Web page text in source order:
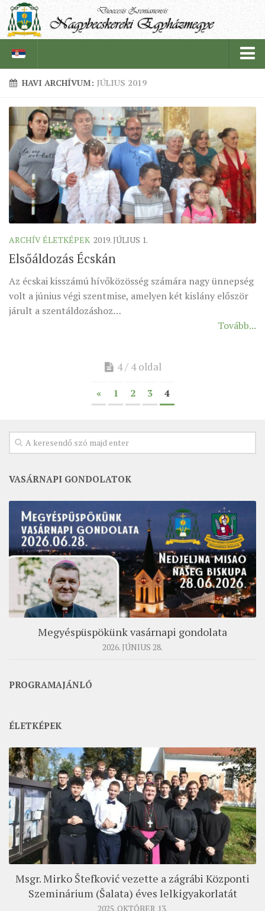
PÜSPÖK
TÖRTÉNELEM
EGYHÁZI INTÉZMÉNYEINK
EGYHÁZMEGYEI LEVÉLTÁR
LELKIPÁSZTOROK
SZERZETESRENDEK
IN MEMORIAM
PLÉBÁNIÁK
ÉSZAKI ESPERESSÉG
KÖZPONTI ESPERESSÉG
ARCHÍV ÉLETKÉPEK
ORGANIGRAMMA
ZSINATI IMA
ZSINATI IRODA
ZSINATI TAGOK
MUNKADOKUMENTUMOK
ZSINATI HÍREK-ÚJSÁG
PASZTORÁLSZOCIOLÓGIAI FELMÉRÉS
KISKORÚAK VÉDELME
MEGKÖZELÍTÉSBEN
HAVI ARCHÍVUM: JÚLIUS 2019
ARCHÍV ÉLETKÉPEK 2019. JÚLIUS 1.
Elsőáldozás Écskán
Az écskai kisszámú hívőközösség számára nagy ünnepség
volt a június végi szentmise, amelyen két kislány először
járult a szentáldozáshoz…
Tovább...
4 / 4 oldal
« 1 2 3 4
VASÁRNAPI GONDOLATOK
Megyéspüspökünk vasárnapi gondolata
2026. JÚNIUS 28.
PROGRAMAJÁNLÓ
ÉLETKÉPEK
Msgr. Mirko Štefković vezette a zágrábi Központi
Szeminárium (Šalata) éves lelkigyakorlatát
2025. OKTÓBER 13.